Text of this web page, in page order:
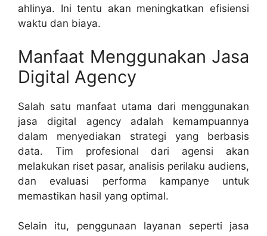
ahlinya. Ini tentu akan meningkatkan efisiensi
waktu dan biaya.
Manfaat Menggunakan Jasa
Digital Agency
Salah satu manfaat utama dari menggunakan
jasa digital agency adalah kemampuannya
dalam menyediakan strategi yang berbasis
data. Tim profesional dari agensi akan
melakukan riset pasar, analisis perilaku audiens,
dan evaluasi performa kampanye untuk
memastikan hasil yang optimal.
Selain itu, penggunaan layanan seperti jasa